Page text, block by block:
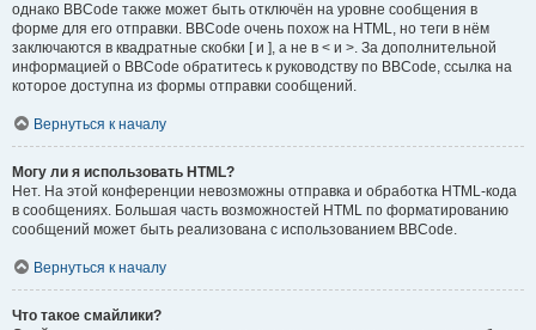
однако BBCode также может быть отключён на уровне сообщения в
форме для его отправки. BBCode очень похож на HTML, но теги в нём
заключаются в квадратные скобки [ и ], а не в < и >. За дополнительной
информацией о BBCode обратитесь к руководству по BBCode, ссылка на
которое доступна из формы отправки сообщений.
Вернуться к началу
Могу ли я использовать HTML?
Нет. На этой конференции невозможны отправка и обработка HTML-кода
в сообщениях. Большая часть возможностей HTML по форматированию
сообщений может быть реализована с использованием BBCode.
Вернуться к началу
Что такое смайлики?